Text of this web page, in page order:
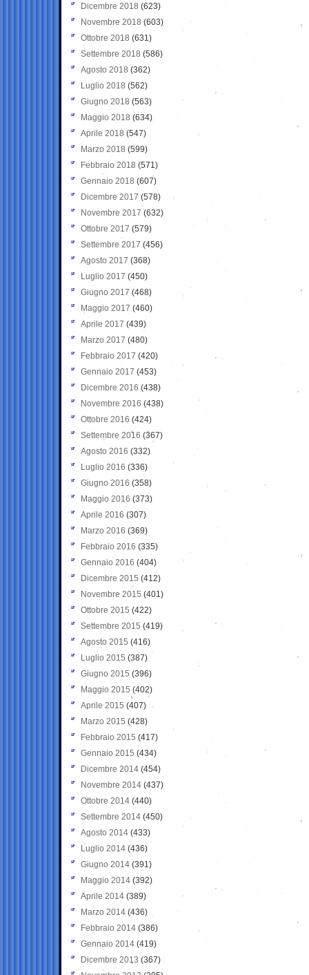
Dicembre 2018 (623)
Novembre 2018 (603)
Ottobre 2018 (631)
Settembre 2018 (586)
Agosto 2018 (362)
Luglio 2018 (562)
Giugno 2018 (563)
Maggio 2018 (634)
Aprile 2018 (547)
Marzo 2018 (599)
Febbraio 2018 (571)
Gennaio 2018 (607)
Dicembre 2017 (578)
Novembre 2017 (632)
Ottobre 2017 (579)
Settembre 2017 (456)
Agosto 2017 (368)
Luglio 2017 (450)
Giugno 2017 (468)
Maggio 2017 (460)
Aprile 2017 (439)
Marzo 2017 (480)
Febbraio 2017 (420)
Gennaio 2017 (453)
Dicembre 2016 (438)
Novembre 2016 (438)
Ottobre 2016 (424)
Settembre 2016 (367)
Agosto 2016 (332)
Luglio 2016 (336)
Giugno 2016 (358)
Maggio 2016 (373)
Aprile 2016 (307)
Marzo 2016 (369)
Febbraio 2016 (335)
Gennaio 2016 (404)
Dicembre 2015 (412)
Novembre 2015 (401)
Ottobre 2015 (422)
Settembre 2015 (419)
Agosto 2015 (416)
Luglio 2015 (387)
Giugno 2015 (396)
Maggio 2015 (402)
Aprile 2015 (407)
Marzo 2015 (428)
Febbraio 2015 (417)
Gennaio 2015 (434)
Dicembre 2014 (454)
Novembre 2014 (437)
Ottobre 2014 (440)
Settembre 2014 (450)
Agosto 2014 (433)
Luglio 2014 (436)
Giugno 2014 (391)
Maggio 2014 (392)
Aprile 2014 (389)
Marzo 2014 (436)
Febbraio 2014 (386)
Gennaio 2014 (419)
Dicembre 2013 (367)